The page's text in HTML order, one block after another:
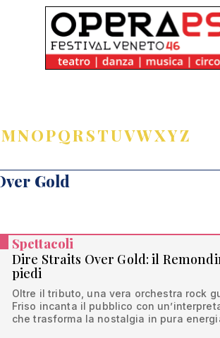
MNOPQRSTUVWXYZ
Gold
Spettacoli
Dire Straits Over Gold: il
piedi
Oltre il tributo, una vera orchestra rock
Friso incanta il pubblico con
che trasforma la nostalgia in pura